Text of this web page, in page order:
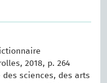
2018, p. 264
sciences, des arts